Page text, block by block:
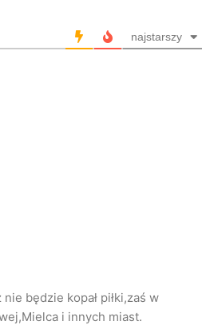
najstarszy
będzie kopał piłki,zaś w
i innych miast.